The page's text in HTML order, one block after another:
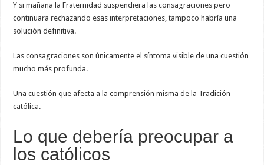
Y si mañana la Fraternidad suspendiera las consagraciones pero
continuara rechazando esas interpretaciones, tampoco habría una
solución definitiva.
Las consagraciones son únicamente el síntoma visible de una cuestión
mucho más profunda.
Una cuestión que afecta a la comprensión misma de la Tradición
católica.
Lo que debería preocupar a
los católicos